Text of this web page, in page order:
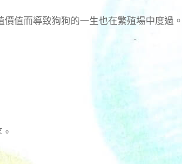
值而導致狗狗的一生也在繁殖場中度過。